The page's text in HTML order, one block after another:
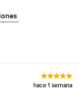
hace 1 semana